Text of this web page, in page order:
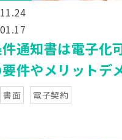
通知書は電子化
件やメリットデ
ご紹介！
書面 電子契約